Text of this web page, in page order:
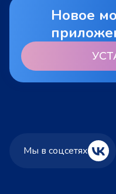
Новое
Мы в соцсетях